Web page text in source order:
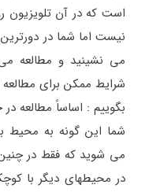
است که در آن
نیست اما شما در
می نشینید و مطالعه
شرایط ممکن برای مطالعه
بگوییم : اساساً مطالعه
شما این گونه به
می شوید که فقط در
در محیطهای دیگر با